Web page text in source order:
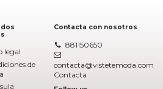
legal
de
Contacta con nosotros
881150650
contacta@vistetemoda.com
Contacta